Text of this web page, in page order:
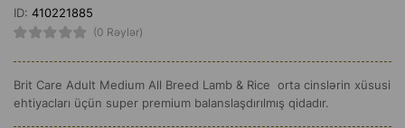
ID: 410221885
(0 Rəylər)
Brit Care Adult Medium All Breed Lamb & Rice orta cinslərin xüsusi
ehtiyacları üçün super premium balanslaşdırılmış qidadır.